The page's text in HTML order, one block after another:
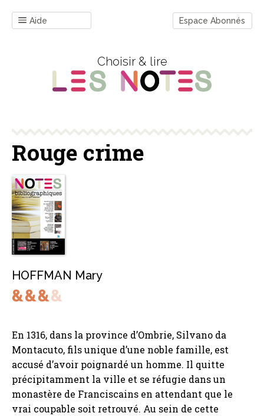
Aide Espace Abonnés
Choisir & lire
Rouge crime
HOFFMAN Mary
En 1316, dans la province d’Ombrie, Silvano da
Montacuto, fils unique d’une noble famille, est
accusé d’avoir poignardé un homme. Il quitte
précipitamment la ville et se réfugie dans un
monastère de Franciscains en attendant que le
vrai coupable soit retrouvé. Au sein de cette